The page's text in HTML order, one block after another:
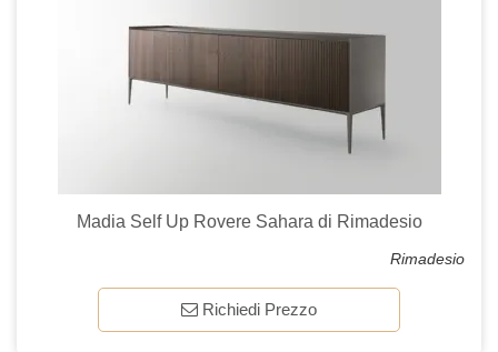
Madia Self Up Rovere Sahara di Rimadesio
Rimadesio
Richiedi Prezzo